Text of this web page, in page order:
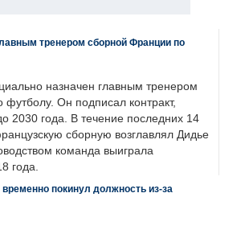
тренером сборной Франции по
назначен главным тренером
Он подписал контракт,
2030 года. В течение последних 14
сборную возглавлял Дидье
команда выиграла
года.
временно покинул должность из-за